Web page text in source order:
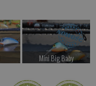
Mini Big Baby